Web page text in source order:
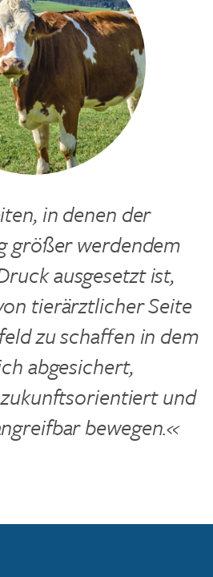
in denen der
größer werdendem
ausgesetzt ist,
tierärztlicher Seite
zu schaffen in dem
abgesichert,
und
bewegen.«